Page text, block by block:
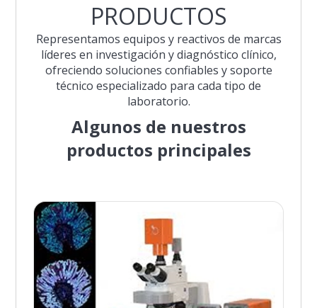
PRODUCTOS
Representamos equipos y reactivos de marcas
líderes en investigación y diagnóstico clínico,
ofreciendo soluciones confiables y soporte
técnico especializado para cada tipo de
laboratorio.
Algunos de nuestros
productos principales